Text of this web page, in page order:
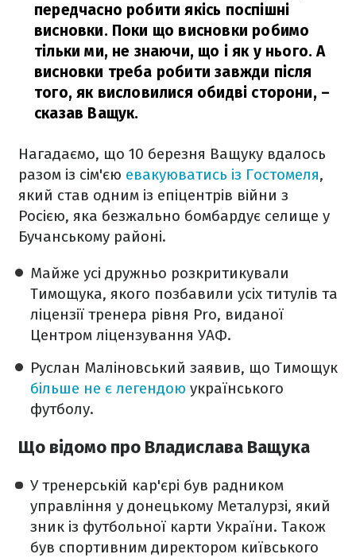
передчасно робити якісь поспішні
висновки. Поки що висновки робимо
тільки ми, не знаючи, що і як у нього. А
висновки треба робити завжди після
того, як висловилися обидві сторони, –
сказав Ващук.
Нагадаємо, що 10 березня Ващуку вдалось
разом із сім'єю евакуюватись із Гостомеля,
який став одним із епіцентрів війни з
Росією, яка безжально бомбардує селище у
Бучанському районі.
Майже усі дружньо розкритикували
Тимощука, якого позбавили усіх титулів та
ліцензії тренера рівня Pro, виданої
Центром ліцензування УАФ.
Руслан Маліновський заявив, що Тимощук
більше не є легендою українського
футболу.
Що відомо про Владислава Ващука
У тренерській кар'єрі був радником
управління у донецькому Металурзі, який
зник із футбольної карти України. Також
був спортивним директором київського